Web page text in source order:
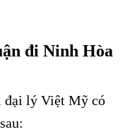
đi Ninh Hòa
đại lý Việt Mỹ có